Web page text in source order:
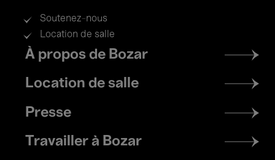
Soutenez-nous
Location de salle
Footer
menu
À propos de Bozar
Location de salle
Presse
Travailler à Bozar